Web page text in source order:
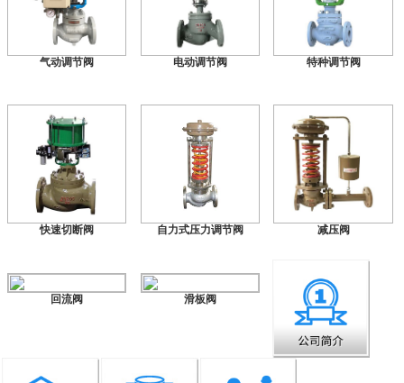
气动调节阀 电动调节阀 特种调节阀
快速切断阀 自力式压力调节阀 减压阀
回流阀 滑板阀